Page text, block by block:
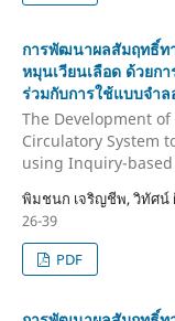
การพัฒนาผลสัมฤทธิ์ท
หมุนเวียนเลือด ด้วยก
ร่วมกับการใช้แบบจำ
The Development
Circulatory System
using Inquiry-
พิมชนก เจริญชีพ, วิทัศน์
26-39
PDF